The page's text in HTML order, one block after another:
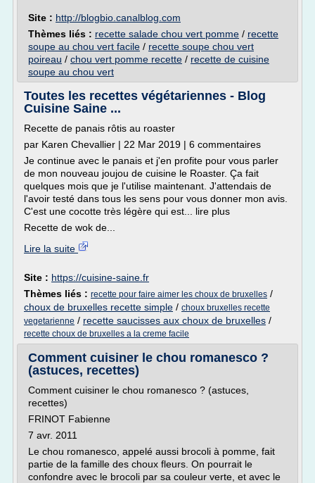
Site : http://blogbio.canalblog.com
Thèmes liés : recette salade chou vert pomme / recette
soupe au chou vert facile / recette soupe chou vert
poireau / chou vert pomme recette / recette de cuisine
soupe au chou vert
Toutes les recettes végétariennes - Blog
Cuisine Saine ...
Recette de panais rôtis au roaster
par Karen Chevallier | 22 Mar 2019 | 6 commentaires
Je continue avec le panais et j'en profite pour vous parler
de mon nouveau joujou de cuisine le Roaster. Ça fait
quelques mois que je l'utilise maintenant. J'attendais de
l'avoir testé dans tous les sens pour vous donner mon avis.
C'est une cocotte très légère qui est... lire plus
Recette de wok de...
Lire la suite
Site : https://cuisine-saine.fr
Thèmes liés : recette pour faire aimer les choux de bruxelles /
choux de bruxelles recette simple / choux bruxelles recette
vegetarienne / recette saucisses aux choux de bruxelles /
recette choux de bruxelles a la creme facile
Comment cuisiner le chou romanesco ?
(astuces, recettes)
Comment cuisiner le chou romanesco ? (astuces,
recettes)
FRINOT Fabienne
7 avr. 2011
Le chou romanesco, appelé aussi brocoli à pomme, fait
partie de la famille des choux fleurs. On pourrait le
confondre avec le brocoli par sa couleur verte, et avec le